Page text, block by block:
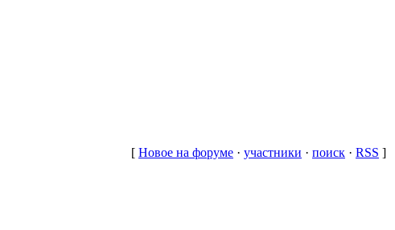
[ Новое на форуме · участники · поиск · RSS ]